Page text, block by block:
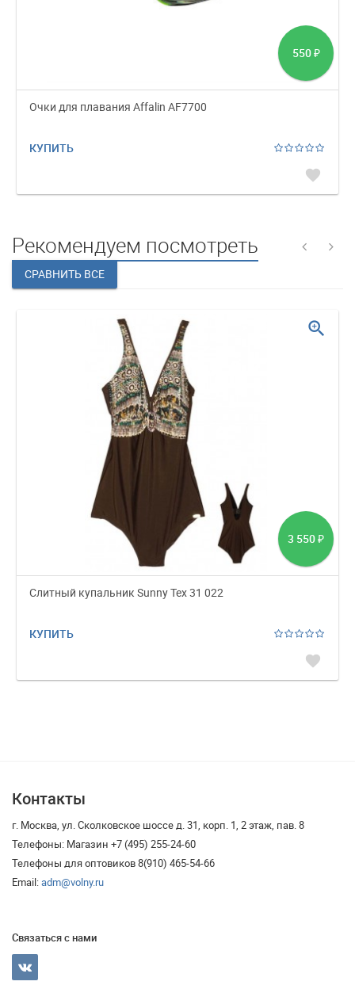
550 ₽
Очки для плавания Affalin AF7700
КУПИТЬ
favorite
Рекомендуем посмотреть
3 550 ₽
Слитный купальник Sunny Tex 31 022
КУПИТЬ
favorite
zoom_in
Контакты
г. Москва, ул. Сколковское шоссе д. 31, корп. 1, 2 этаж, пав. 8
Телефоны: Магазин +7 (495) 255-24-60
Телефоны для оптовиков 8(910) 465-54-66
Email:adm@volny.ru
Связаться с нами